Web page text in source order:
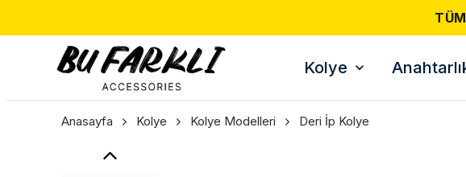
Kolye
Anasayfa Kolye Kolye Modelleri Deri İp Kolye